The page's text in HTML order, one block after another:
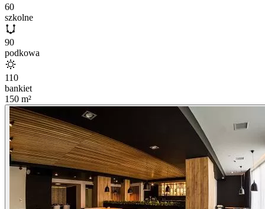
60
szkolne
90
podkowa
110
bankiet
150 m²